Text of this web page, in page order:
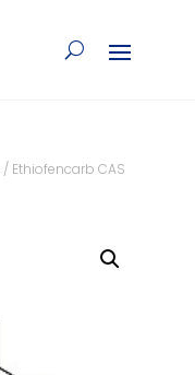
/ Ethiofencarb CAS